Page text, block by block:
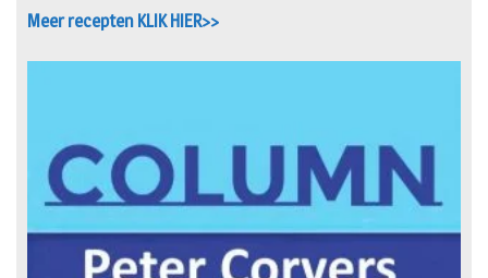
Meer recepten KLIK HIER>>